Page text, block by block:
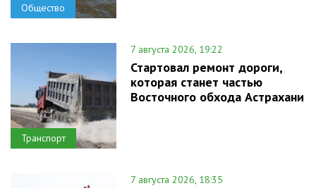
Общество
Транспорт
7 августа 2026, 19:22
Стартовал ремонт дороги,
которая станет частью
Восточного обхода Астрахани
7 августа 2026, 18:35